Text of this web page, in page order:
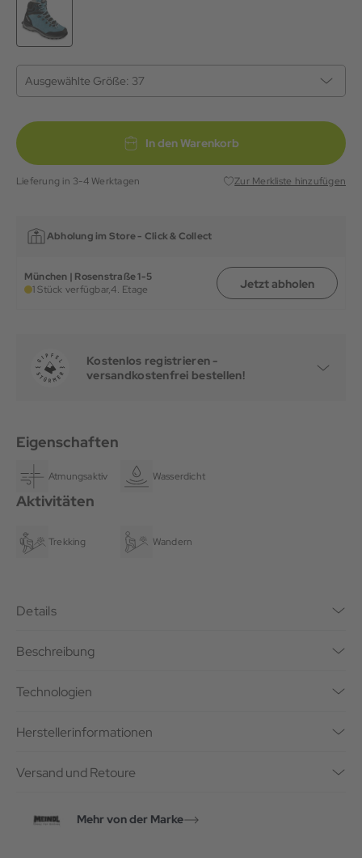
Ausgewählte Größe: 37
In den Warenkorb
Lieferung in 3-4 Werktagen Zur Merkliste hinzufügen
Abholung im Store - Click & Collect
München | Rosenstraße 1-5
1 Stück verfügbar,4. Etage Jetzt abholen
Kostenlos registrieren -
versandkostenfrei bestellen!
Eigenschaften
Atmungsaktiv Wasserdicht
Aktivitäten
Trekking Wandern
Details
Beschreibung
Technologien
Herstellerinformationen
Versand und Retoure
Mehr von der Marke